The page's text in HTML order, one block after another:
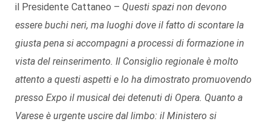
il Presidente Cattaneo – Questi spazi non devono
essere buchi neri, ma luoghi dove il fatto di scontare la
giusta pena si accompagni a processi di formazione in
vista del reinserimento. Il Consiglio regionale è molto
attento a questi aspetti e lo ha dimostrato promuovendo
presso Expo il musical dei detenuti di Opera. Quanto a
Varese è urgente uscire dal limbo: il Ministero si